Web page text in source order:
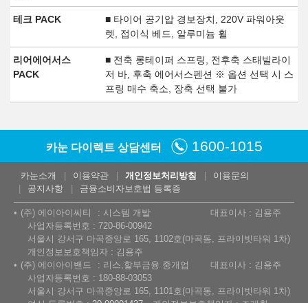
테크 PACK
■ 타이어 공기압 경보장치, 220V 파워아웃
렛, 접이식 베드, 알루미늄 휠
리어에어서스
PACK
■ 전축 롱테이퍼 스프링, 전후축 스태빌라이
저 바, 후축 에어서스펜션 ※ 옵션 선택 시 스
프링 매수 축소, 장축 선택 불가
카눈 다이렉트 상담센터 1600-1015
카눈소개 이용약관 개인정보처리방침
이용문의
공지사항
금융소비자보호법 등록증
(주) 에이아이씨티 시스템 개발
대표이사 : 김용주
사업자등록번호 : 720-86-00942
서울시 강서구 마곡중앙로 165, 1102호(마곡동, 프라이빗타워 1차)
개인정보보호책임자 : 김용주
(주) 에이아이밴드
리스,할부금융 중개업
대표이사 : 김용주
사업자등록번호 : 180-88-03053
서울시 강서구 마곡중앙로 165, 1101호(마곡동, 프라이빗타워 1차)